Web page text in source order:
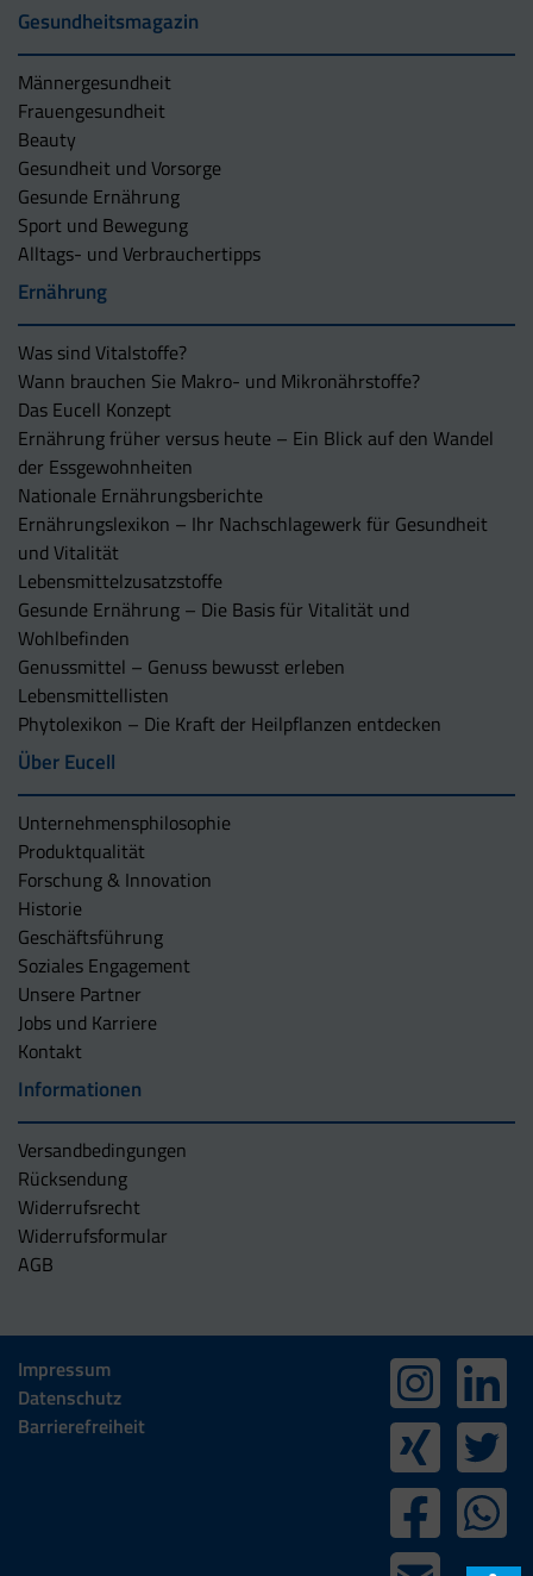
Gesundheitsmagazin
Männergesundheit
Frauengesundheit
Beauty
Gesundheit und Vorsorge
Gesunde Ernährung
Sport und Bewegung
Alltags- und Verbrauchertipps
Ernährung
Was sind Vitalstoffe?
Wann brauchen Sie Makro- und Mikronährstoffe?
Das Eucell Konzept
Ernährung früher versus heute – Ein Blick auf den Wandel
der Essgewohnheiten
Nationale Ernährungsberichte
Ernährungslexikon – Ihr Nachschlagewerk für Gesundheit
und Vitalität
Lebensmittelzusatzstoffe
Gesunde Ernährung – Die Basis für Vitalität und
Wohlbefinden
Genussmittel – Genuss bewusst erleben
Lebensmittellisten
Phytolexikon – Die Kraft der Heilpflanzen entdecken
Über Eucell
Unternehmens­philosophie
Produktqualität
Forschung & Innovation
Historie
Geschäftsführung
Soziales Engagement
Unsere Partner
Jobs und Karriere
Kontakt
Informationen
Versandbedingungen
Rücksendung
Widerrufsrecht
Widerrufsformular
AGB
Impressum
Datenschutz
Barrierefreiheit